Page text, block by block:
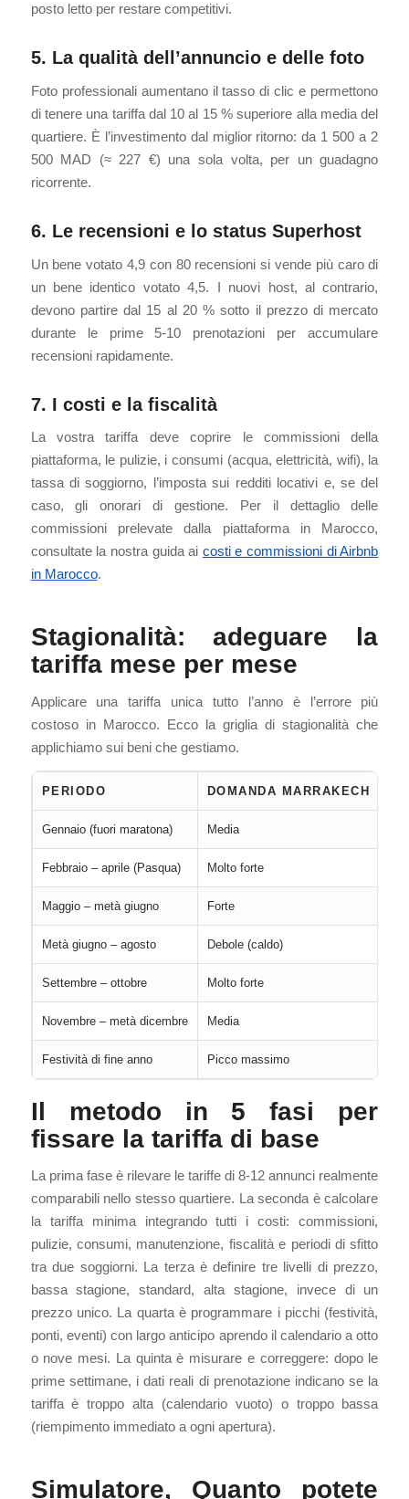
posto letto per restare competitivi.
5. La qualità dell’annuncio e delle foto
Foto professionali aumentano il tasso di clic e permettono
di tenere una tariffa dal 10 al 15 % superiore alla media del
quartiere. È l’investimento dal miglior ritorno: da 1 500 a 2
500 MAD (≈ 227 €) una sola volta, per un guadagno
ricorrente.
6. Le recensioni e lo status Superhost
Un bene votato 4,9 con 80 recensioni si vende più caro di
un bene identico votato 4,5. I nuovi host, al contrario,
devono partire dal 15 al 20 % sotto il prezzo di mercato
durante le prime 5-10 prenotazioni per accumulare
recensioni rapidamente.
7. I costi e la fiscalità
La vostra tariffa deve coprire le commissioni della
piattaforma, le pulizie, i consumi (acqua, elettricità, wifi), la
tassa di soggiorno, l’imposta sui redditi locativi e, se del
caso, gli onorari di gestione. Per il dettaglio delle
commissioni prelevate dalla piattaforma in Marocco,
consultate la nostra guida ai costi e commissioni di Airbnb
in Marocco.
Stagionalità: adeguare la
tariffa mese per mese
Applicare una tariffa unica tutto l’anno è l’errore più
costoso in Marocco. Ecco la griglia di stagionalità che
applichiamo sui beni che gestiamo.
PERIODO DOMANDA MARRAKECH
Gennaio (fuori maratona) Media
Febbraio – aprile (Pasqua) Molto forte
Maggio – metà giugno Forte
Metà giugno – agosto Debole (caldo)
Settembre – ottobre Molto forte
Novembre – metà dicembre Media
Festività di fine anno Picco massimo
Il metodo in 5 fasi per
fissare la tariffa di base
La prima fase è rilevare le tariffe di 8-12 annunci realmente
comparabili nello stesso quartiere. La seconda è calcolare
la tariffa minima integrando tutti i costi: commissioni,
pulizie, consumi, manutenzione, fiscalità e periodi di sfitto
tra due soggiorni. La terza è definire tre livelli di prezzo,
bassa stagione, standard, alta stagione, invece di un
prezzo unico. La quarta è programmare i picchi (festività,
ponti, eventi) con largo anticipo aprendo il calendario a otto
o nove mesi. La quinta è misurare e correggere: dopo le
prime settimane, i dati reali di prenotazione indicano se la
tariffa è troppo alta (calendario vuoto) o troppo bassa
(riempimento immediato a ogni apertura).
Simulatore, Quanto potete